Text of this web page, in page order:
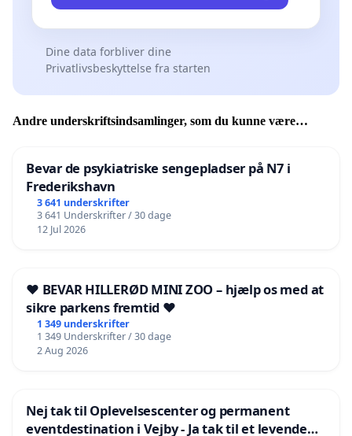
Dine data forbliver dine
Privatlivsbeskyttelse fra starten
Andre underskriftsindsamlinger, som du kunne være
Bevar de psykiatriske sengepladser på N7 i
Frederikshavn
3 641 underskrifter
3 641 Underskrifter / 30 dage
12 Jul 2026
❤️ BEVAR HILLERØD MINI ZOO – hjælp os med at
sikre parkens fremtid ❤️
1 349 underskrifter
1 349 Underskrifter / 30 dage
2 Aug 2026
Nej tak til Oplevelsescenter og permanent
eventdestination i Vejby - Ja tak til et levende